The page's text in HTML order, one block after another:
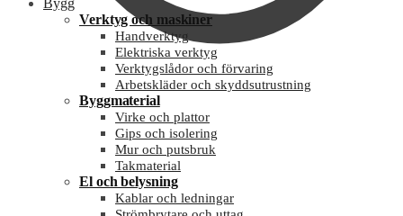
Verktyg och maskiner
Handverktyg
Elektriska verktyg
Verktygslådor och förvaring
Arbetskläder och skyddsutrustning
Byggmaterial
Virke och plattor
Gips och isolering
Mur och putsbruk
Takmaterial
El och belysning
Kablar och ledningar